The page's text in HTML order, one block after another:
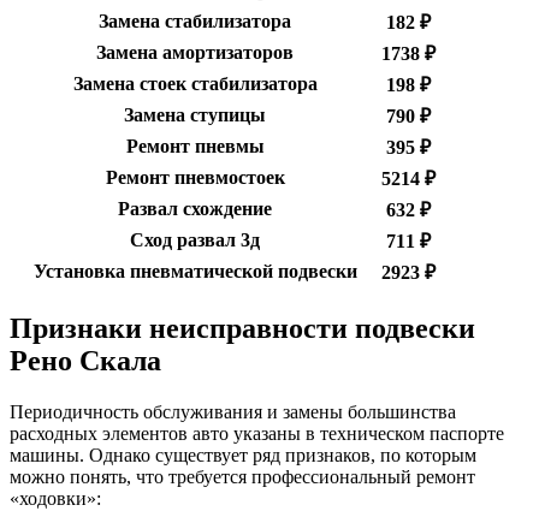
Замена стабилизатора
182 ₽
Замена амортизаторов
1738 ₽
Замена стоек стабилизатора
198 ₽
Замена ступицы
790 ₽
Ремонт пневмы
395 ₽
Ремонт пневмостоек
5214 ₽
Развал схождение
632 ₽
Сход развал 3д
711 ₽
Установка пневматической подвески
2923 ₽
Признаки неисправности подвески
Рено Скала
Периодичность обслуживания и замены большинства
расходных элементов авто указаны в техническом паспорте
машины. Однако существует ряд признаков, по которым
можно понять, что требуется профессиональный ремонт
«ходовки»: